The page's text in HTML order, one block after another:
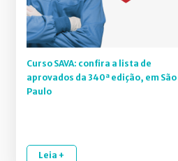
Curso SAVA: confira a lista de
aprovados da 340ª edição, em São
Paulo
Leia +